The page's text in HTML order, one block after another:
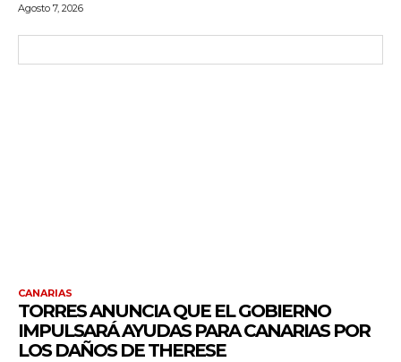
Agosto 7, 2026
CANARIAS
TORRES ANUNCIA QUE EL GOBIERNO
IMPULSARÁ AYUDAS PARA CANARIAS POR
LOS DAÑOS DE THERESE